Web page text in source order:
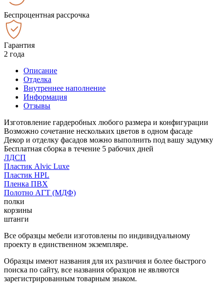
Беспроцентная рассрочка
Гарантия
2 года
Описание
Отделка
Внутреннее наполнение
Информация
Отзывы
Изготовление гардеробных любого размера и конфигурации
Возможно сочетание нескольких цветов в одном фасаде
Декор и отделку фасадов можно выполнить под вашу задумку
Бесплатная сборка в течение 5 рабочих дней
ЛДСП
Пластик Alvic Luxe
Пластик HPL
Пленка ПВХ
Полотно АГТ (МДФ)
полки
корзины
штанги
Все образцы мебели изготовлены по индивидуальному
проекту в единственном экземпляре.
Образцы имеют названия для их различия и более быстрого
поиска по сайту, все названия образцов не являются
зарегистрированным товарным знаком.